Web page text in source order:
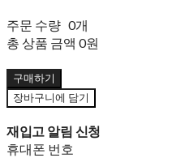
주문 수량 0개
총 상품 금액 0원
구매하기
장바구니에 담기
재입고 알림 신청
휴대폰 번호